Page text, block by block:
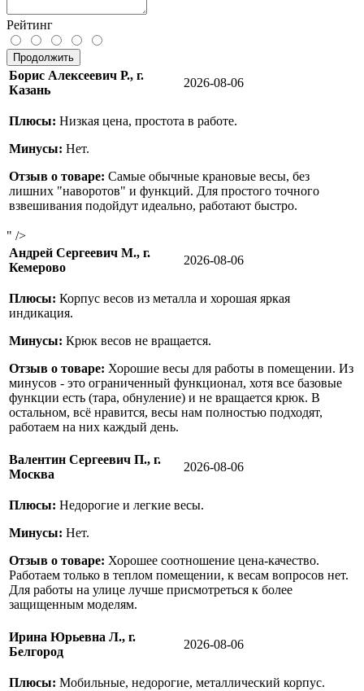
Рейтинг
Продолжить
Борис Алексеевич Р., г.
Казань
2026-08-06
Плюсы: Низкая цена, простота в работе.
Минусы: Нет.
Отзыв о товаре: Самые обычные крановые весы, без
лишних "наворотов" и функций. Для простого точного
взвешивания подойдут идеально, работают быстро.
" />
Андрей Сергеевич М., г.
Кемерово
2026-08-06
Плюсы: Корпус весов из металла и хорошая яркая
индикация.
Минусы: Крюк весов не вращается.
Отзыв о товаре: Хорошие весы для работы в помещении. Из
минусов - это ограниченный функционал, хотя все базовые
функции есть (тара, обнуление) и не вращается крюк. В
остальном, всё нравится, весы нам полностью подходят,
работаем на них каждый день.
Валентин Сергеевич П., г.
Москва
2026-08-06
Плюсы: Недорогие и легкие весы.
Минусы: Нет.
Отзыв о товаре: Хорошее соотношение цена-качество.
Работаем только в теплом помещении, к весам вопросов нет.
Для работы на улице лучше присмотреться к более
защищенным моделям.
Ирина Юрьевна Л., г.
Белгород
2026-08-06
Плюсы: Мобильные, недорогие, металлический корпус.